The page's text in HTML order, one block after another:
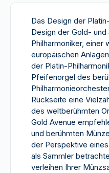
Das Design der
Design der Gold- und
Philharmoniker, einer
europäischen
der Platin-
Pfeifenorgel des
Rückseite eine
des weltberühmten
Gold Avenue
und berühmten
der Perspektive
als Sammler
verleihen Ihrer